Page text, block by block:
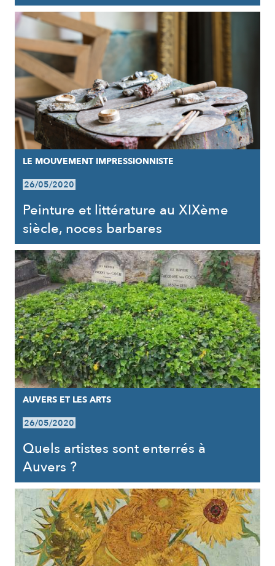
LE MOUVEMENT IMPRESSIONNISTE
26/05/2020
Peinture et littérature au XIXème
siècle, noces barbares
AUVERS ET LES ARTS
26/05/2020
Quels artistes sont enterrés à
Auvers ?